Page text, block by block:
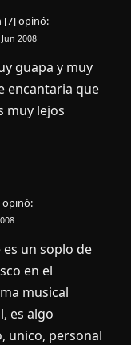
[7]opinó:
2008
guapa y muy
encantaria que
muy lejos
opinó:
es un soplo de
en el
musical
es algo
unico, personal